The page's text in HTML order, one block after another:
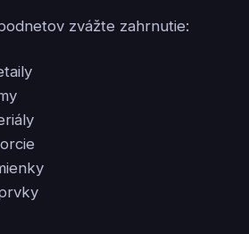
zvážte zahrnutie: